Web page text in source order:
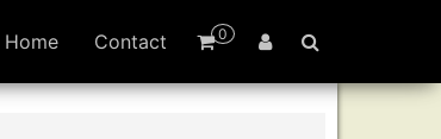
0
Home Contact